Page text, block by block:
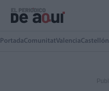
PortadaComunitatValenciaCastellón